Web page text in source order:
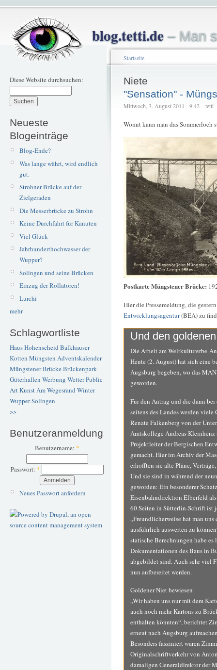
blog.tetti.de– Man
Diese Website durchsuchen:
Neueste
Blogeinträge
Blog-Ende?
Was lange währt, wird endlich
gut.
Strohner Brücke auf der
Zielgeraden
Die Messerbrücke zu Strohn
Keine Durchfahrt für Kanuten
Viel Glück
Jahrhunderthochwasser der
Wupper?
Solingen und seine Brücken
Einzug der Rollatoren!
Lurchi
mehr
Schlagwortliste
Haus Hohenscheid Balkhauser
Kotten Müngsten Adventskalender
Müngstener BrückeBrückenpark
Güterhallen Werbung WetterPublic
ArtKunstAm Wegesrand Winter
WupperSolingen
>>
Benutzeranmeldung
Benutzername: *
Passwort: *
Neues Passwort anfordern
Startseite
Niete
"Sensation" -
Mittwoch, 3. August 2011 - 9:42 – tetti
Womit kann man das Sommerloch
Postkarte Müngstener Brücke:
Hier die Pressemeldung, die
Entwicklungsagentur(BEA) zu
Und den
Die Arbeit am Weltkulturerbe-
Heute (2. August) hat sich eine
Augsburg begeben, wo das
geworden.
Für den Antrag und die dann
seitens des Landes werden
Renate Falkenberg von der
Amtskollege Andreas
Projektleiter der Bergischen
gemacht. Hier im Archiv der
erhofften sie alte Pläne,
Und sie sind in während der
geworden: Ein besonderer
Eisenbahndirektion Elberfeld
60 Seiten in Sütterlin-Schrift ist
„Freundlicherweise hat man
ausführlich auswerten zu
statische Berechnungen habe
Dokumentationen des Baus in
abgebildet sind. Auch sehr viel
nun aufbereitet werden.
Goldener Niet bewiesen
„Wir haben uns nur mit dem
auch noch mehr Kartons zu
enthalten könnten“, berichtet
erneut nach Augsburg
Besonders fasziniert waren
Originalschriftverkehr von
damaligen Generaldirektor der